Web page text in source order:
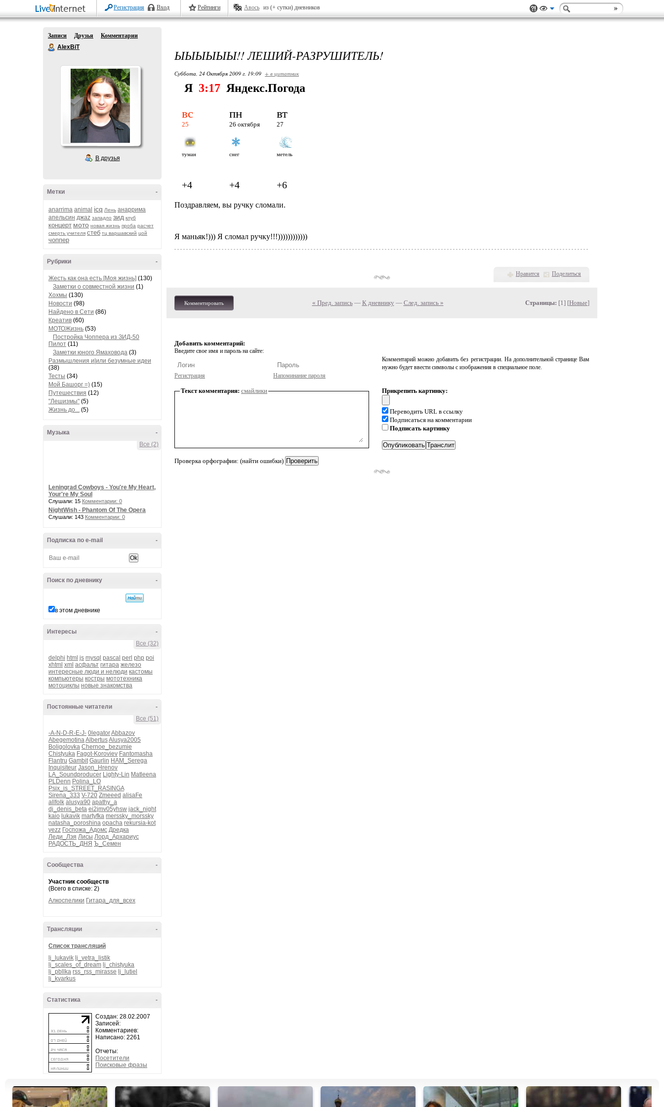
Регистрация Вход Рейтинги Авось из (+ сутки) дневников
Записи Друзья
Комментарии
AlexBiT
В друзья
-
Метки
anarrima animal icq Лень анаррима
апельсин джаz западло зид клуб
концерт мото новая жизнь проба расчет
смерть учителя стеб тц варшавский цой
чоппер
-
Рубрики
Жесть как она есть [Моя жизнь] (130)
Заметки о совместной жизни (1)
Хохмы (130)
Новости (98)
Найдено в Сети (86)
Креатив (60)
МОТОЖизнь (53)
Постройка Чоппера из ЗИД-50
Пилот (11)
Заметки юного Ямаховода (3)
Размышления и|или безумные идеи
(38)
Тесты (34)
Мой Башорг =) (15)
Путешествия (12)
"Лешизмы" (5)
Жизнь до... (5)
-
Музыка
Все (2)
Leningrad Cowboys - You're My Heart,
Your're My Soul
Слушали: 15 Комментарии: 0
NightWish - Phantom Of The Opera
Слушали: 143 Комментарии: 0
-
Подписка по e-mail
-
Поиск по дневнику
в этом дневнике
-
Интересы
Все (32)
delphi html js mysql pascal perl php poi
xhtml xml асфальт гитара железо
интересные люди и нелюди кастомы
компьютеры костры мототехника
мотоциклы новые знакомства
-
Постоянные читатели
Все (51)
-A-N-D-R-E-J- 0legatorAbbazov
AbegemotinaAlbertusAlusya2005
Boligolovka Chernoe_bezumie
Chistyuka Fagot-Koroviev Fantomasha
Flantru Gambit Gaurlin HAM_Serega
Inquisiteur Jason_Hrenov
LA_Soundproducer Lighty-Lin Matleena
PLDenn Polina_LO
Psix_is_STREET_RASINGA
Sirena_333 V-720 Zmeeed alisaFe
allfolk alusya90 apathy_a
dj_denis_beta ei2jmv05yhsw jack_night
kaio lukavik martyfka merssky_morssky
natasha_poroshina opacha rekursia-kot
yezz Госпожа_Адомс Дредка
Леди_Лэя Лисы Лорд_Архариус
РАДОСТЬ_ДНЯ Ъ_Семен
-
Сообщества
Участник сообществ
(Всего в списке: 2)
Алкоспелики Гитара_для_всех
-
Трансляции
Список трансляций
lj_lukavik lj_vetra_listik
lj_scales_of_dream lj_chistyuka
lj_pbllka rss_rss_mirasse lj_lutiel
lj_kvarkus
-
Статистика
Создан: 28.02.2007
Записей:
Комментариев:
Написано: 2261
Отчеты:
Посетители
Поисковые фразы
ЫЫЫЫЫЫ!! ЛЕШИЙ-РАЗРУШИТЕЛЬ!
Суббота, 24 Октября 2009 г. 19:09 + в цитатник
Я 3:17 Яндекс.Погода
вс
25
пн
26 октября
вт
27
туман снег метель
+4 +4 +6
Поздравляем, вы ручку сломали.
Я маньяк!))) Я сломал ручку!!!))))))))))))
Нравится Поделиться
Комментировать « Пред. запись— К дневнику — След. запись » Страницы: [1] [Новые]
Добавить комментарий:
Введите свое имя и пароль на сайте:
Регистрация Напоминание пароля
Комментарий можно добавить без регистрации. На дополнительной странице Вам
нужно будет ввести символы с изображения в специальное поле.
Текст комментария: смайлики
Проверка орфографии: (найти ошибки)
Прикрепить картинку:
Переводить URL в ссылку
Подписаться на комментарии
Подписать картинку